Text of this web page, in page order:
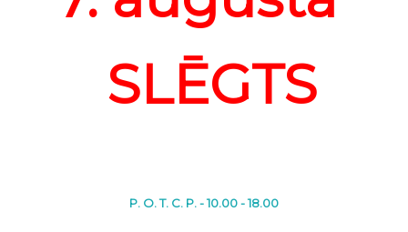
SLĒGTS
P. O. T. C. P. - 10.00 - 18.00